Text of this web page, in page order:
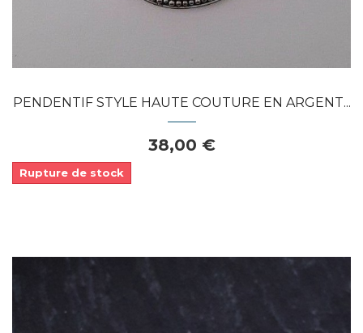
PENDENTIF STYLE HAUTE COUTURE EN ARGENT...
38,00 €
Rupture de stock